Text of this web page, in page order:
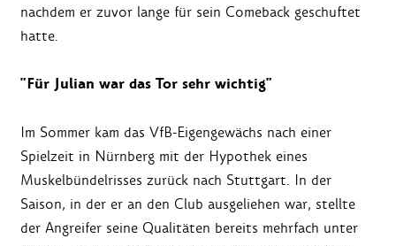
nachdem er zuvor lange für sein Comeback geschuftet
hatte.
"Für Julian war das Tor sehr wichtig"
Im Sommer kam das VfB-Eigengewächs nach einer
Spielzeit in Nürnberg mit der Hypothek eines
Muskelbündelrisses zurück nach Stuttgart. In der
Saison, in der er an den Club ausgeliehen war, stellte
der Angreifer seine Qualitäten bereits mehrfach unter